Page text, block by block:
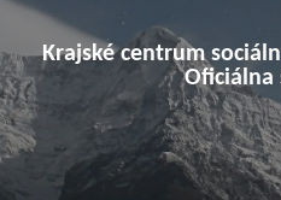
Krajské centrum
Oficiálna